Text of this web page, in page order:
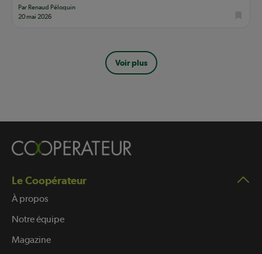
Par Renaud Péloquin
20 mai 2026
Voir plus
Le Coopérateur
À propos
Notre équipe
Magazine